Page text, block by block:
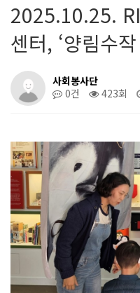
2025.10.25.
센터, ‘양림수
사회봉사단
0건
423회